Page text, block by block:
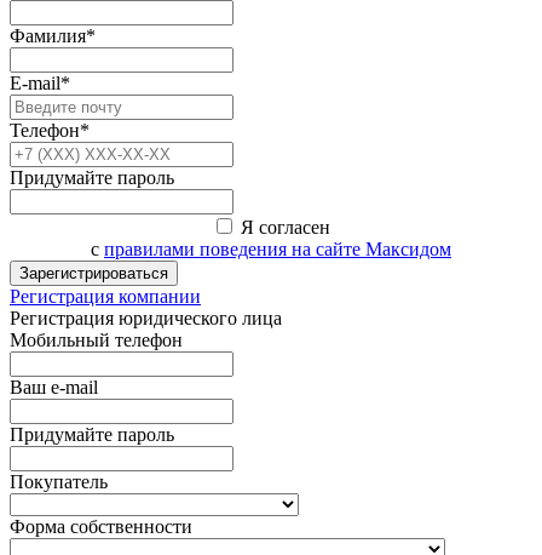
Фамилия*
E-mail*
Телефон*
Придумайте пароль
Я согласен
с правилами поведения на сайте Максидом
Зарегистрироваться
Регистрация компании
Регистрация юридического лица
Мобильный телефон
Ваш e-mail
Придумайте пароль
Покупатель
Форма собственности